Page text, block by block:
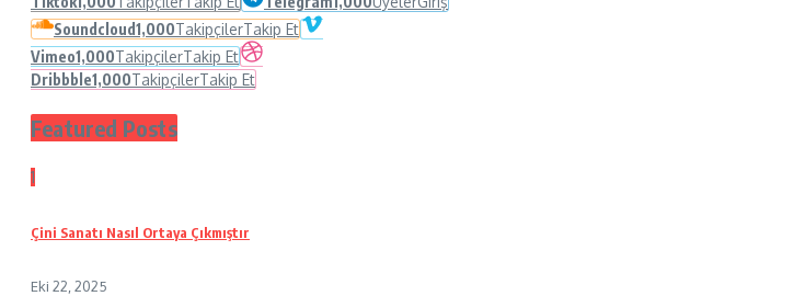
Soundcloud1,000TakipçilerTakip Et
Vimeo1,000TakipçilerTakip Et
Dribbble1,000TakipçilerTakip Et
Featured Posts
1
Çini Sanatı Nasıl Ortaya Çıkmıştır
Eki 22, 2025